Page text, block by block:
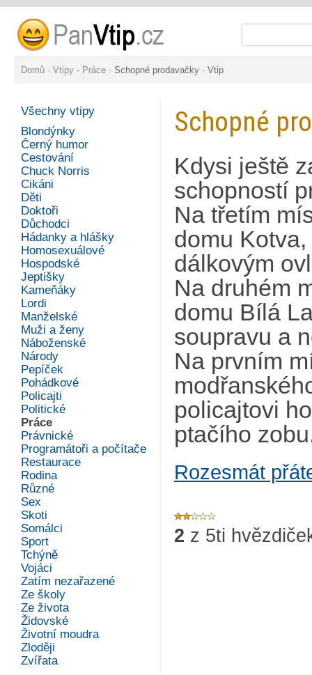
Domů › Vtipy - Práce › Schopné prodavačky › Vtip
Všechny vtipy
Blondýnky
Černý humor
Cestování
Chuck Norris
Cikáni
Děti
Doktoři
Důchodci
Hádanky a hlášky
Homosexuálové
Hospodské
Jeptišky
Kameňáky
Lordi
Manželské
Muži a ženy
Náboženské
Národy
Pepíček
Pohádkové
Policajti
Politické
Práce
Právnické
Programátoři a počítače
Restaurace
Rodina
Různé
Sex
Skoti
Somálci
Sport
Tchýně
Vojáci
Zatím nezařazené
Ze školy
Ze života
Židovské
Životní moudra
Zloději
Zvířata
Schopné
Kdysi ještě
schopností
Na třetím
domu
dálkovým
Na druhém
domu Bílá
soupravu a
Na prvním
policajtovi
ptačího
Rozesmát
2 z 5ti